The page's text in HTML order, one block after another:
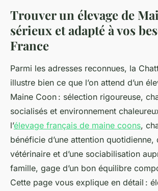
Trouver un élevage de
sérieux et adapté à vos
France
Parmi les adresses reconnues, la
illustre bien ce que l’on attend d’un
Maine Coon : sélection rigoureuse,
socialisés et environnement
l’élevage français de maine coons,
bénéficie d’une attention quotidienne,
vétérinaire et d’une sociabilisation
famille, gage d’un bon équilibre
Cette page vous explique en détail :